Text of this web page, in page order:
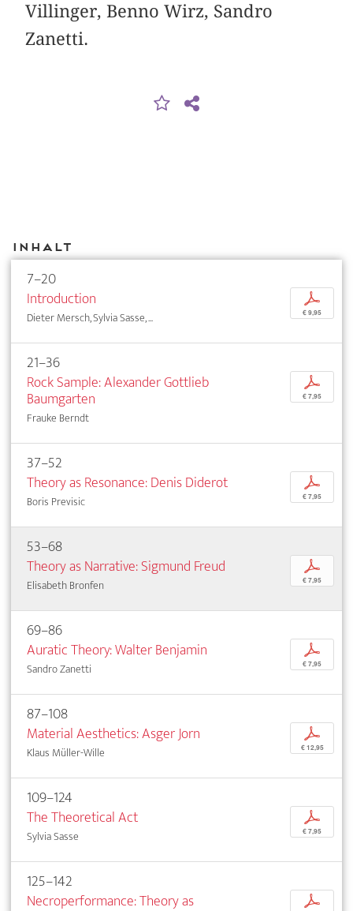
Villinger, Benno Wirz, Sandro
Zanetti.
Inhalt
7–20
Introduction
Dieter Mersch, Sylvia Sasse, ...
p
€ 9,95
21–36
Rock Sample: Alexander Gottlieb
Baumgarten
Frauke Berndt
p
€ 7,95
37–52
Theory as Resonance: Denis Diderot
Boris Previsic
p
€ 7,95
53–68
Theory as Narrative: Sigmund Freud
Elisabeth Bronfen
p
€ 7,95
69–86
Auratic Theory: Walter Benjamin
Sandro Zanetti
p
€ 7,95
87–108
Material Aesthetics: Asger Jorn
Klaus Müller-Wille
p
€ 12,95
109–124
The Theoretical Act
Sylvia Sasse
p
€ 7,95
125–142
Necroperformance: Theory as
p